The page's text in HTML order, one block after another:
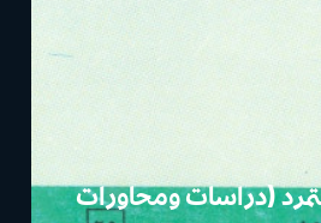
(دراسات ومحاورات